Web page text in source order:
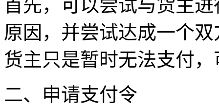
首先，可以尝试与货主
原因，并尝试达成一个
货主只是暂时无法支付
二、申请支付令